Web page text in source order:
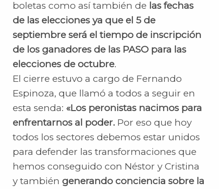
boletas como así también de las fechas
de las elecciones ya que el 5 de
septiembre será el tiempo de inscripción
de los ganadores de las PASO para las
elecciones de octubre.
El cierre estuvo a cargo de Fernando
Espinoza, que llamó a todos a seguir en
esta senda: «Los peronistas nacimos para
enfrentarnos al poder. Por eso que hoy
todos los sectores debemos estar unidos
para defender las transformaciones que
hemos conseguido con Néstor y Cristina
y tambiéngenerando conciencia sobre la